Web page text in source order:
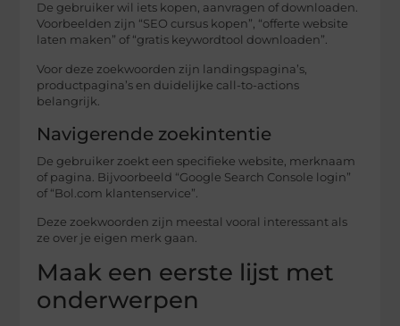
De gebruiker wil iets kopen, aanvragen of downloaden.
Voorbeelden zijn “SEO cursus kopen”, “offerte website
laten maken” of “gratis keywordtool downloaden”.
Voor deze zoekwoorden zijn landingspagina’s,
productpagina’s en duidelijke call-to-actions
belangrijk.
Navigerende zoekintentie
De gebruiker zoekt een specifieke website, merknaam
of pagina. Bijvoorbeeld “Google Search Console login”
of “Bol.com klantenservice”.
Deze zoekwoorden zijn meestal vooral interessant als
ze over je eigen merk gaan.
Maak een eerste lijst met
onderwerpen